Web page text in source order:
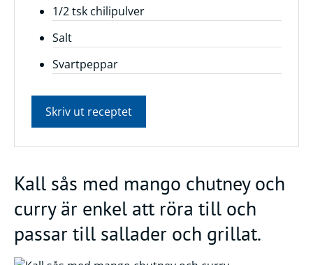
1/2 tsk chilipulver
Salt
Svartpeppar
Skriv ut receptet
Kall sås med mango chutney och
curry är enkel att röra till och
passar till sallader och grillat.